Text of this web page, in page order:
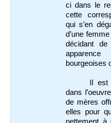
ci dans le
cette
qui s’en
d’une
décidant
bourgeoises
Il
dans
de mères
elles pour